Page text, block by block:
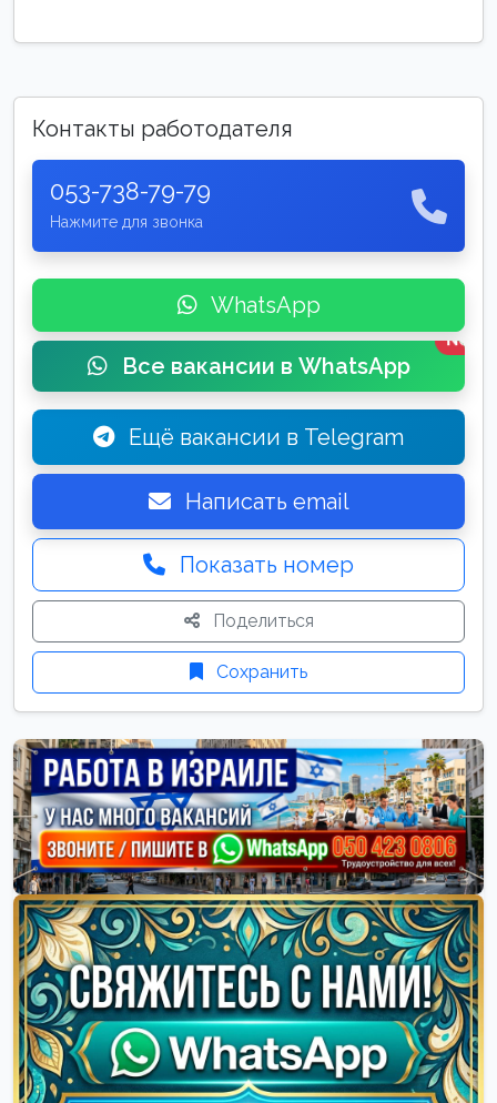
Контакты работодателя
053-738-79-79
Нажмите для звонка
WhatsApp
Все вакансии в WhatsApp
New
Ещё вакансии в Telegram
Написать email
Показать номер
Поделиться
Сохранить